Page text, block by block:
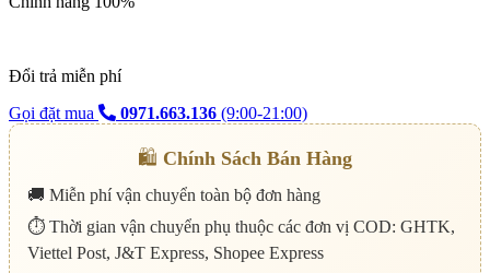
Đổi trả miễn phí
Gọi đặt mua
0971.663.136 (9:00-21:00)
🛍️ Chính Sách Bán Hàng
🚚 Miễn phí vận chuyển toàn bộ đơn hàng
⏱️ Thời gian vận chuyển phụ thuộc các đơn vị COD: GHTK,
Viettel Post, J&T Express, Shopee Express